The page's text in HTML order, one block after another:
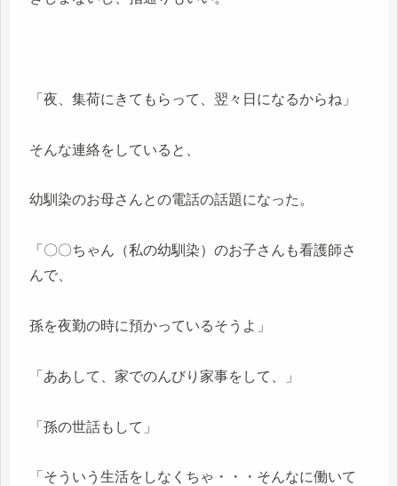
「夜、集荷にきてもらって、翌々日になるからね」
そんな連絡をしていると、
幼馴染のお母さんとの電話の話題になった。
「〇〇ちゃん（私の幼馴染）のお子さんも看護師さ
んで、
孫を夜勤の時に預かっているそうよ」
「ああして、家でのんびり家事をして、」
「孫の世話もして」
「そういう生活をしなくちゃ・・・そんなに働いて